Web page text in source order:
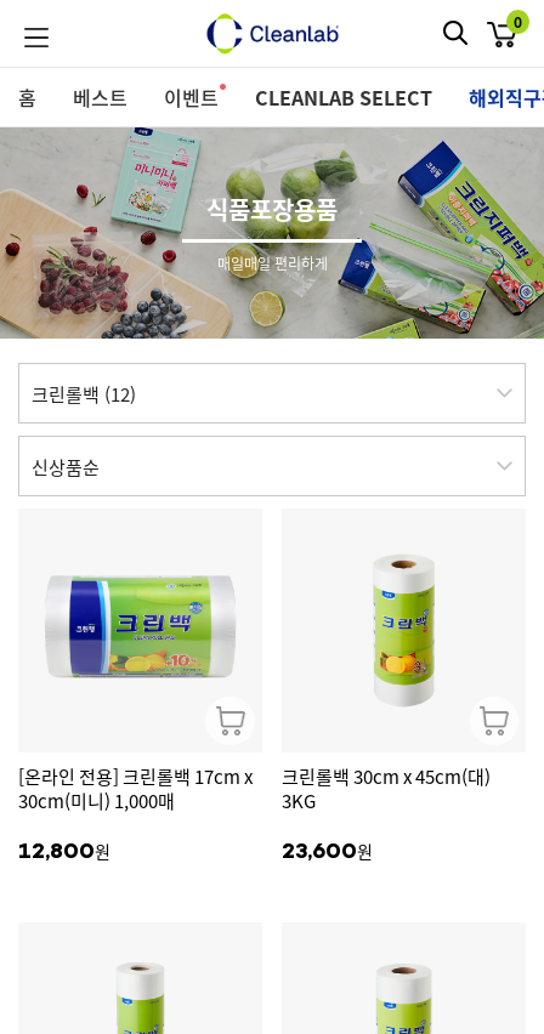
0
홈 베스트 이벤트
프리미엄관
CLEANLAB SELECT
해외직
식품포장용품
매일매일 편리하게
크린롤백 (12)
신상품순
[온라인 전용] 크린롤백 17cm x
30cm(미니) 1,000매
12,800원
크린롤백 30cm x 45cm(대)
3KG
23,600원